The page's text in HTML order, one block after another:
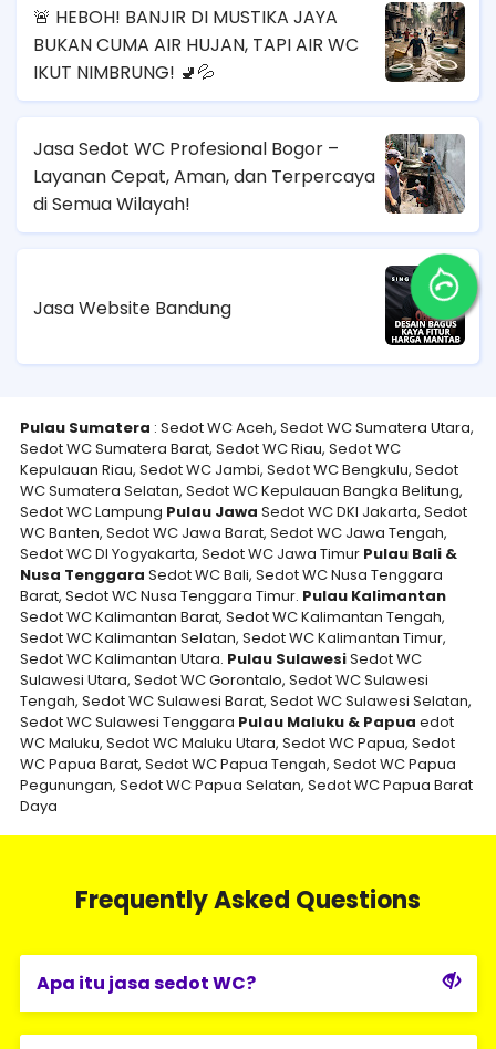
🚨 HEBOH! BANJIR DI MUSTIKA JAYA
BUKAN CUMA AIR HUJAN, TAPI AIR WC
IKUT NIMBRUNG! 🚽💦
Jasa Sedot WC Profesional Bogor –
Layanan Cepat, Aman, dan Terpercaya
di Semua Wilayah!
Jasa Website Bandung
Pulau Sumatera : Sedot WC Aceh, Sedot WC Sumatera Utara,
Sedot WC Sumatera Barat, Sedot WC Riau, Sedot WC
Kepulauan Riau, Sedot WC Jambi, Sedot WC Bengkulu, Sedot
WC Sumatera Selatan, Sedot WC Kepulauan Bangka Belitung,
Sedot WC Lampung Pulau Jawa Sedot WC DKI Jakarta, Sedot
WC Banten, Sedot WC Jawa Barat, Sedot WC Jawa Tengah,
Sedot WC DI Yogyakarta, Sedot WC Jawa Timur Pulau Bali &
Nusa Tenggara Sedot WC Bali, Sedot WC Nusa Tenggara
Barat, Sedot WC Nusa Tenggara Timur. Pulau Kalimantan
Sedot WC Kalimantan Barat, Sedot WC Kalimantan Tengah,
Sedot WC Kalimantan Selatan, Sedot WC Kalimantan Timur,
Sedot WC Kalimantan Utara. Pulau SulawesiSedot WC
Sulawesi Utara, Sedot WC Gorontalo, Sedot WC Sulawesi
Tengah, Sedot WC Sulawesi Barat, Sedot WC Sulawesi Selatan,
Sedot WC Sulawesi Tenggara Pulau Maluku & Papua edot
WC Maluku, Sedot WC Maluku Utara, Sedot WC Papua, Sedot
WC Papua Barat, Sedot WC Papua Tengah, Sedot WC Papua
Pegunungan, Sedot WC Papua Selatan, Sedot WC Papua Barat
Daya
Frequently Asked Questions
Apa itu jasa sedot WC?